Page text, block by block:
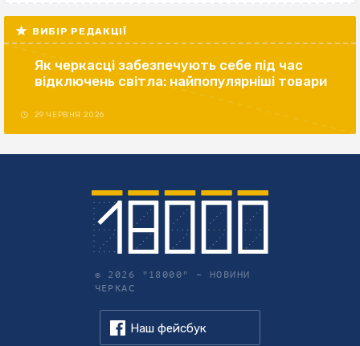
ВИБІР РЕДАКЦІЇ
Як черкасці забезпечують себе під час
відключень світла: найпопулярніші товари
29 ЧЕРВНЯ 2026
© 2026 "18000" – НОВИНИ
ЧЕРКАС
Наш фейсбук